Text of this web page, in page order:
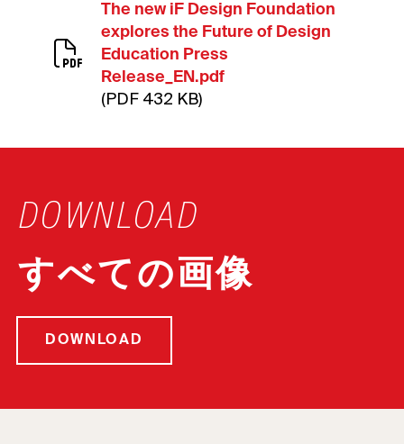
The new iF Design Foundation
explores the Future of Design
Education Press
Release_EN.pdf
(PDF 432 KB)
DOWNLOAD
すべての画像
DOWNLOAD